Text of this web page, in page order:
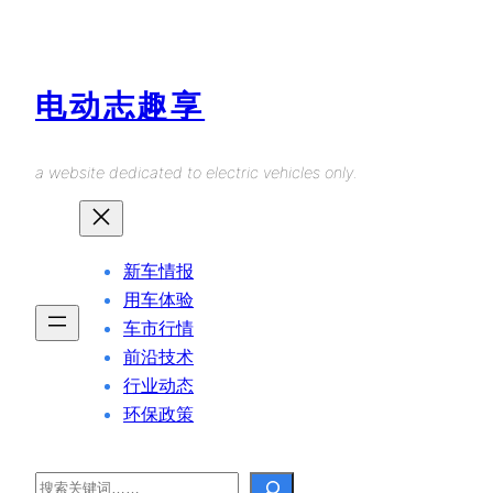
电动志趣享
a website dedicated to electric vehicles only.
新车情报
用车体验
车市行情
前沿技术
行业动态
环保政策
Search